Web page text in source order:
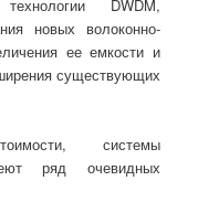
DWDM,
новых волоконно-
ее емкости и
существующих
системы
ряд очевидных